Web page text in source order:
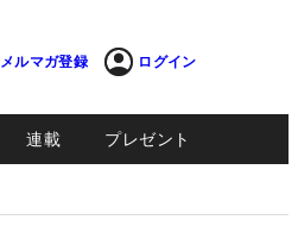
メルマガ登録 ログイン
連載 プレゼント